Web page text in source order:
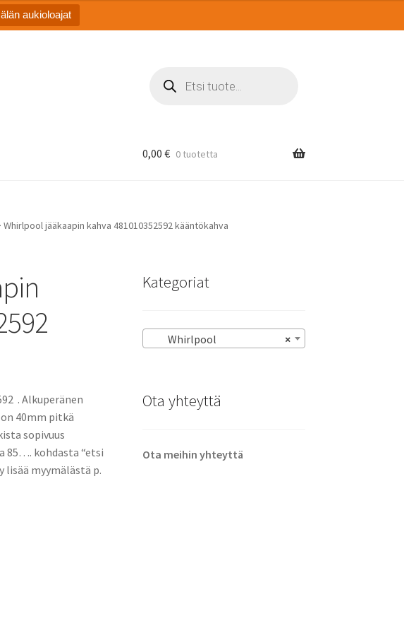
aukioloajat
search
0,00 € 0 tuotetta
jääkaapin kahva 481010352592 kääntökahva
. Alkuperänen
40mm pitkä
sopivuus
kohdasta “etsi
lisää myymälästä p.
Kategoriat
×
Whirlpool
Ota yhteyttä
Ota meihin yhteyttä